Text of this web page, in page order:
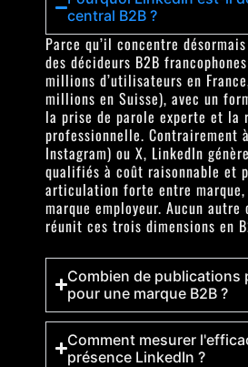
central B2B ?
Parce qu’il concentre
des décideurs B2B
millions d’utilisateurs en
millions en Suisse), avec un
la prise de parole experte et la
professionnelle. Contrairement
Instagram) ou X, LinkedIn
qualifiés à coût raisonnable et
articulation forte entre
marque employeur. Aucun
réunit ces trois dimensions en
Combien de publications
pour une marque B2B ?
Comment mesurer
présence LinkedIn ?